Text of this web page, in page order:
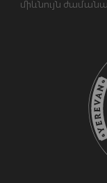
միևնույն